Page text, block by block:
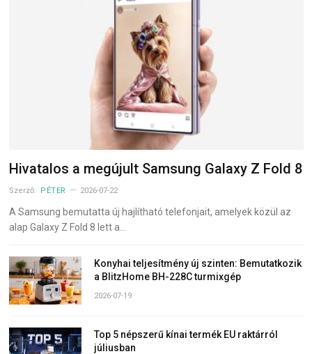
Hivatalos a megújult Samsung Galaxy Z Fold 8
Szerző: PÉTER 2026-07-22
A Samsung bemutatta új hajlítható telefonjait, amelyek közül az
alap Galaxy Z Fold 8 lett a…
Konyhai teljesítmény új szinten: Bemutatkozik
a BlitzHome BH-228C turmixgép
2026-07-19
Top 5 népszerű kínai termék EU raktárról
júliusban